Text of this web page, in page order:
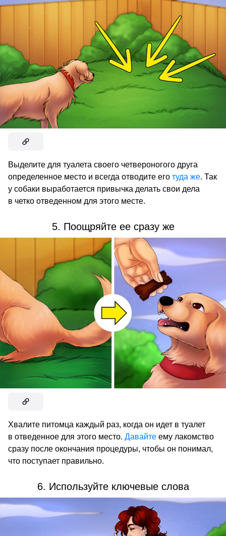
Выделите для туалета своего четвероногого друга
определенное место и всегда отводите его туда же. Так
у собаки выработается привычка делать свои дела
в четко отведенном для этого месте.
5. Поощряйте ее сразу же
Хвалите питомца каждый раз, когда он идет в туалет
в отведенное для этого место. Давайте ему лакомство
сразу после окончания процедуры, чтобы он понимал,
что поступает правильно.
6. Используйте ключевые слова